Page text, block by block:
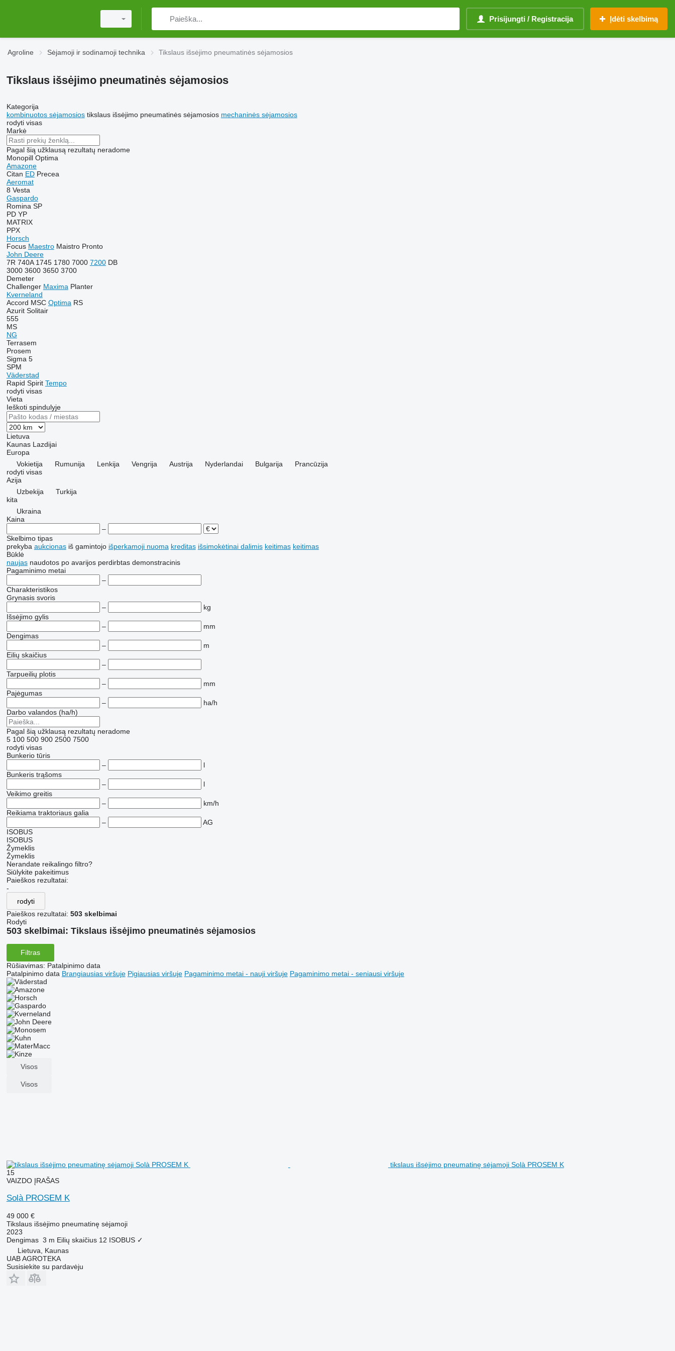
Prisijungti / Registracija Įdėti skelbimą
Agroline Sėjamoji ir sodinamoji technika Tikslaus išsėjimo pneumatinės sėjamosios
Tikslaus išsėjimo pneumatinės sėjamosios
Kategorija
kombinuotos sėjamosios tikslaus išsėjimo pneumatinės sėjamosios mechaninės sėjamosios
rodyti visas
Markė
Pagal šią užklausą rezultatų neradome
Monopill Optima
Amazone
Citan ED Precea
Aeromat
8 Vesta
Gaspardo
Romina SP
PD YP
MATRIX
PPX
Horsch
Focus Maestro Maistro Pronto
John Deere
7R 740A 1745 1780 7000 7200 DB
3000 3600 3650 3700
Demeter
Challenger Maxima Planter
Kverneland
Accord MSC Optima RS
Azurit Solitair
555
MS
NG
Terrasem
Prosem
Sigma 5
SPM
Väderstad
Rapid Spirit Tempo
rodyti visas
Vieta
Ieškoti spindulyje
Lietuva
Kaunas Lazdijai
Europa
Vokietija
Rumunija Lenkija Vengrija Austrija Nyderlandai Bulgarija
Prancūzija
rodyti visas
Azija
Uzbekija
Turkija
kita
Ukraina
Kaina
–
Skelbimo tipas
prekyba aukcionas iš gamintojo išperkamoji nuoma kreditas išsimokėtinai dalimis keitimas keitimas
Būklė
naujas naudotos po avarijos perdirbtas demonstracinis
Pagaminimo metai
–
Charakteristikos
Grynasis svoris
–
kg
Išsėjimo gylis
–
mm
Dengimas
–
m
Eilių skaičius
–
Tarpueilių plotis
–
mm
Pajėgumas
–
ha/h
Darbo valandos (ha/h)
Pagal šią užklausą rezultatų neradome
5 100 500 900 2500 7500
rodyti visas
Bunkerio tūris
–
l
Bunkeris trąšoms
–
l
Veikimo greitis
–
km/h
Reikiama traktoriaus galia
–
AG
ISOBUS
ISOBUS
Žymeklis
Žymeklis
Nerandate reikalingo filtro?
Siūlykite pakeitimus
Paieškos rezultatai:
-
rodyti
Paieškos rezultatai: 503 skelbimai
Rodyti
503 skelbimai: Tikslaus išsėjimo pneumatinės sėjamosios
Filtras
Rūšiavimas: Patalpinimo data
Patalpinimo data Brangiausias viršuje Pigiausias viršuje Pagaminimo metai - nauji viršuje Pagaminimo metai - seniausi viršuje
Visos
Visos
tikslaus išsėjimo pneumatinę sėjamoji Solà PROSEM K
15
VAIZDO ĮRAŠAS
Solà PROSEM K
49 000 €
Tikslaus išsėjimo pneumatinę sėjamoji
2023
Dengimas 3 m Eilių skaičius 12 ISOBUS ✓
Lietuva, Kaunas
UAB AGROTEKA
Susisiekite su pardavėju